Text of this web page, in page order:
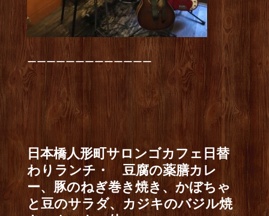
ーーーーーーーーーーーーー
日本橋人形町サロンゴカフェ日替
わりランチ・ 豆腐の薬膳カレ
ー、豚のねぎ巻き焼き、かぼちゃ
と豆のサラダ、カジキのバジル焼